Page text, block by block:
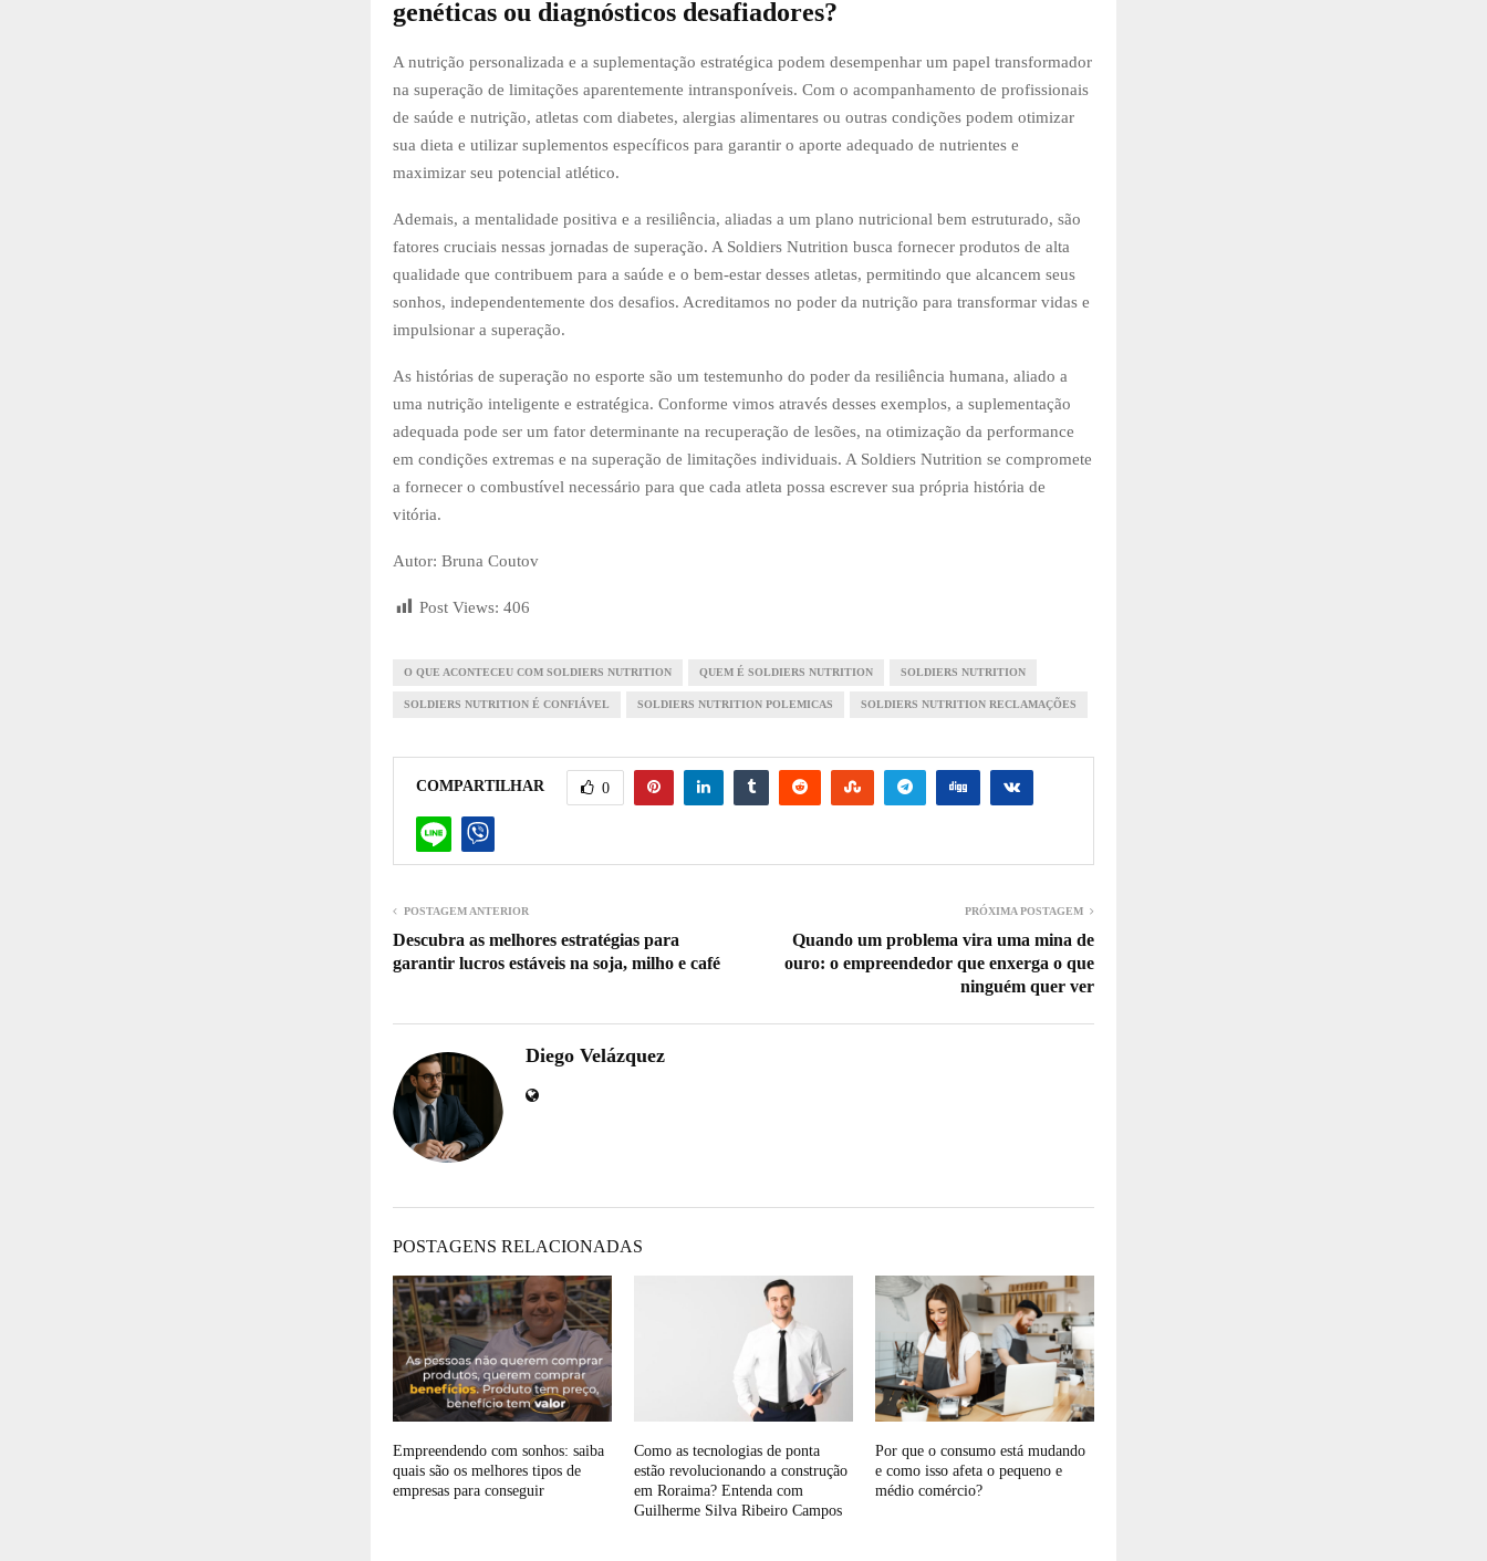
genéticas ou diagnósticos desafiadores?
A nutrição personalizada e a suplementação estratégica podem desempenhar um papel transformador
na superação de limitações aparentemente intransponíveis. Com o acompanhamento de profissionais
de saúde e nutrição, atletas com diabetes, alergias alimentares ou outras condições podem otimizar
sua dieta e utilizar suplementos específicos para garantir o aporte adequado de nutrientes e
maximizar seu potencial atlético.
Ademais, a mentalidade positiva e a resiliência, aliadas a um plano nutricional bem estruturado, são
fatores cruciais nessas jornadas de superação. A Soldiers Nutrition busca fornecer produtos de alta
qualidade que contribuem para a saúde e o bem-estar desses atletas, permitindo que alcancem seus
sonhos, independentemente dos desafios. Acreditamos no poder da nutrição para transformar vidas e
impulsionar a superação.
As histórias de superação no esporte são um testemunho do poder da resiliência humana, aliado a
uma nutrição inteligente e estratégica. Conforme vimos através desses exemplos, a suplementação
adequada pode ser um fator determinante na recuperação de lesões, na otimização da performance
em condições extremas e na superação de limitações individuais. A Soldiers Nutrition se compromete
a fornecer o combustível necessário para que cada atleta possa escrever sua própria história de
vitória.
Autor: Bruna Coutov
Post Views: 406
O QUE ACONTECEU COM SOLDIERS NUTRITION QUEM É SOLDIERS NUTRITION SOLDIERS NUTRITION
SOLDIERS NUTRITION É CONFIÁVEL SOLDIERS NUTRITION POLEMICAS SOLDIERS NUTRITION RECLAMAÇÕES
COMPARTILHAR 0
POSTAGEM ANTERIOR
Descubra as melhores estratégias para
garantir lucros estáveis na soja, milho e café
PRÓXIMA POSTAGEM
Quando um problema vira uma mina de
ouro: o empreendedor que enxerga o que
ninguém quer ver
Diego Velázquez
POSTAGENS RELACIONADAS
Empreendendo com sonhos: saiba
quais são os melhores tipos de
empresas para conseguir
Como as tecnologias de ponta
estão revolucionando a construção
em Roraima? Entenda com
Guilherme Silva Ribeiro Campos
Por que o consumo está mudando
e como isso afeta o pequeno e
médio comércio?